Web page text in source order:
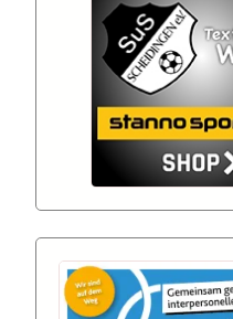
Aktuell
Aktuell
Login